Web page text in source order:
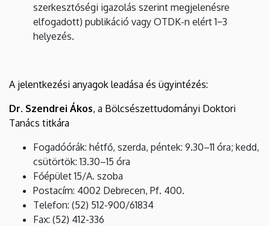
szerkesztőségi igazolás szerint megjelenésre
elfogadott) publikáció vagy OTDK-n elért 1−3
helyezés.
A jelentkezési anyagok leadása és ügyintézés:
Dr. Szendrei Ákos, a Bölcsészettudományi Doktori
Tanács titkára
Fogadóórák: hétfő, szerda, péntek: 9.30–11 óra; kedd,
csütörtök: 13.30–15 óra
Főépület 15/A. szoba
Postacím: 4002 Debrecen, Pf. 400.
Telefon: (52) 512-900/61834
Fax: (52) 412-336